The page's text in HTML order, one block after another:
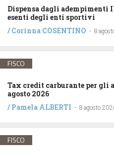
Dispensa dagli adempimenti
esenti degli enti sportivi
/Corinna COSENTINO - 8
FISCO
Tax credit carburante per gli
agosto 2026
/Pamela ALBERTI - 8 agosto
FISCO